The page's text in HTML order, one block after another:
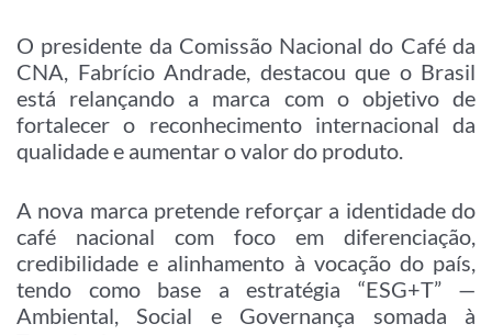
O presidente da Comissão Nacional do Café da
CNA, Fabrício Andrade, destacou que o Brasil
está relançando a marca com o objetivo de
fortalecer o reconhecimento internacional da
qualidade e aumentar o valor do produto.
A nova marca pretende reforçar a identidade do
café nacional com foco em diferenciação,
credibilidade e alinhamento à vocação do país,
tendo como base a estratégia “ESG+T” —
Ambiental, Social e Governança somada à